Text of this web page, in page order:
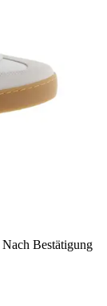
Nach Bestätigung